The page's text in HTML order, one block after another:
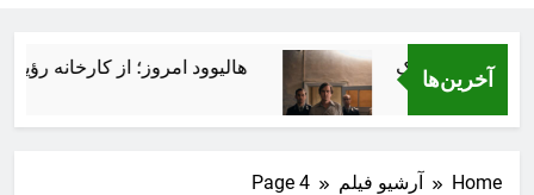
آخرین‌ها هالیوود امروز؛ از کارخانه
Home آرشیو فیلم Page 4